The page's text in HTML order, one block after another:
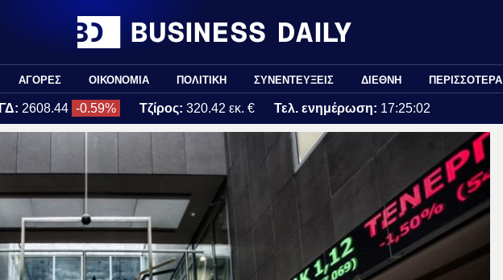
ΑΓΟΡΕΣ ΟΙΚΟΝΟΜΙΑ ΠΟΛΙΤΙΚΗ ΣΥΝΕΝΤΕΥΞΕΙΣ ΔΙΕΘΝΗ ΠΕΡΙΣΣΟΤΕΡΑ
ΓΔ: 2608.44 -0.59% Τζίρος: 320.42 εκ. € Τελ. ενημέρωση: 17:25:02